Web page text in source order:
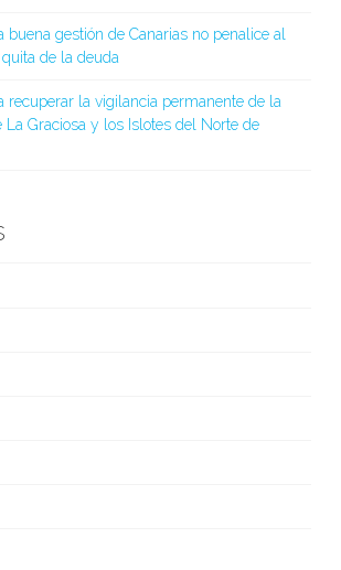
buena gestión de Canarias no penalice al
de la deuda
recuperar la vigilancia permanente de la
La Graciosa y los Islotes del Norte de